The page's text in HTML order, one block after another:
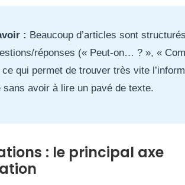
: Beaucoup d’articles sont
réponses (« Peut-on… ? », «
qui permet de trouver très vite
sans avoir à lire un pavé de texte.
: le principal axe